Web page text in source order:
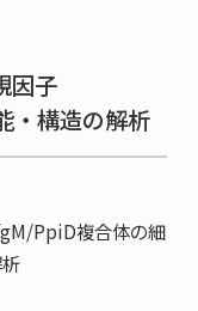
因子
・構造の解析
PpiD複合体の細